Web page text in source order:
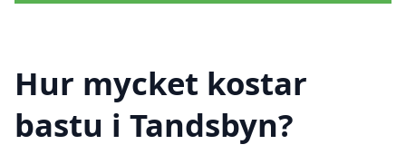
Hur mycket kostar
bastu i Tandsbyn?